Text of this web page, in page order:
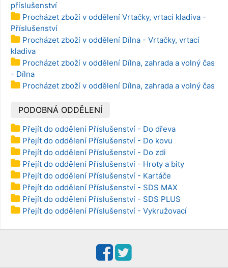
příslušenství
Procházet zboží v oddělení Vrtačky, vrtací kladiva -
Příslušenství
Procházet zboží v oddělení Dílna - Vrtačky, vrtací
kladiva
Procházet zboží v oddělení Dílna, zahrada a volný čas
- Dílna
Procházet zboží v oddělení Dílna, zahrada a volný čas
PODOBNÁ ODDĚLENÍ
Přejít do oddělení Příslušenství - Do dřeva
Přejít do oddělení Příslušenství - Do kovu
Přejít do oddělení Příslušenství - Do zdi
Přejít do oddělení Příslušenství - Hroty a bity
Přejít do oddělení Příslušenství - Kartáče
Přejít do oddělení Příslušenství - SDS MAX
Přejít do oddělení Příslušenství - SDS PLUS
Přejít do oddělení Příslušenství - Vykružovací